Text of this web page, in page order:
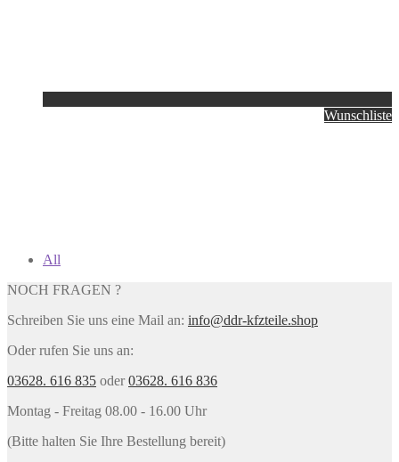
Wunschliste
All
NOCH FRAGEN ?
Schreiben Sie uns eine Mail an: info@ddr-kfzteile.shop
Oder rufen Sie uns an:
03628. 616 835 oder03628. 616 836
Montag - Freitag 08.00 - 16.00 Uhr
(Bitte halten Sie Ihre Bestellung bereit)